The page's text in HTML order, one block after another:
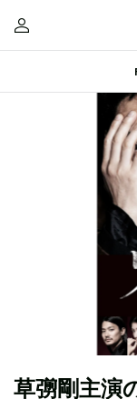
草彅剛主演